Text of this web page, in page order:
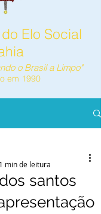
Elo Social
o Brasil a Limpo"
em 1990
santos
1 min de leitura